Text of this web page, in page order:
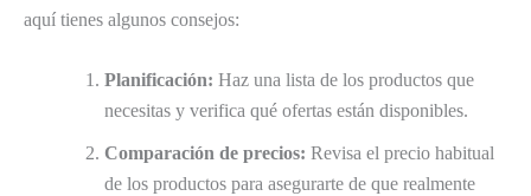
aquí tienes algunos consejos:
Planificación: Haz una lista de los productos que
necesitas y verifica qué ofertas están disponibles.
Comparación de precios: Revisa el precio habitual
de los productos para asegurarte de que realmente